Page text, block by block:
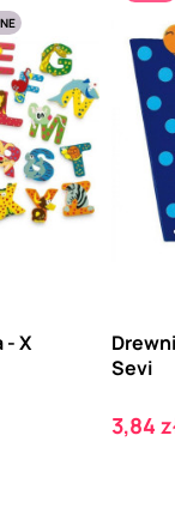
- X
Sevi
Cena
3,84